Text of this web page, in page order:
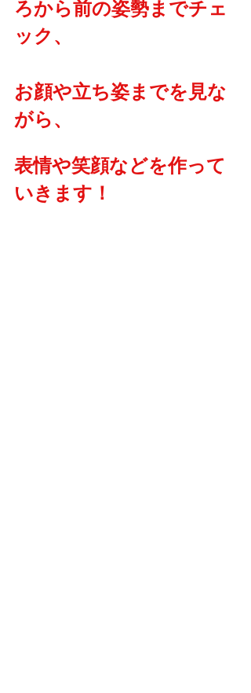
ろから前の姿勢までチェ
ック、
お顔や立ち姿までを見な
がら、
表情や笑顔などを作って
いきます！